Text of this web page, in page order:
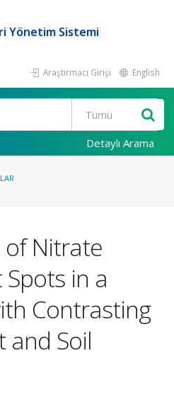
Yönetim Sistemi
Araştırmacı Girişi English
Detaylı Arama
Nitrate
in a
Contrasting
and Soil